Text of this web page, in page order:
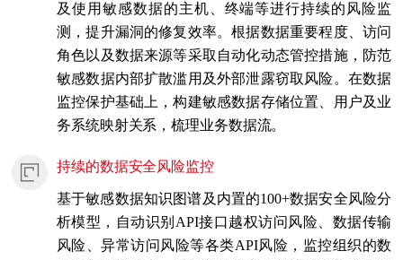
及使用敏感数据的主机、终端等进行持续的风险监
测，提升漏洞的修复效率。根据数据重要程度、访问
角色以及数据来源等采取自动化动态管控措施，防范
敏感数据内部扩散滥用及外部泄露窃取风险。在数据
监控保护基础上，构建敏感数据存储位置、用户及业
务系统映射关系，梳理业务数据流。
持续的数据安全风险监控
基于敏感数据知识图谱及内置的100+数据安全风险分
析模型，自动识别API接口越权访问风险、数据传输
风险、异常访问风险等各类API风险，监控组织的数